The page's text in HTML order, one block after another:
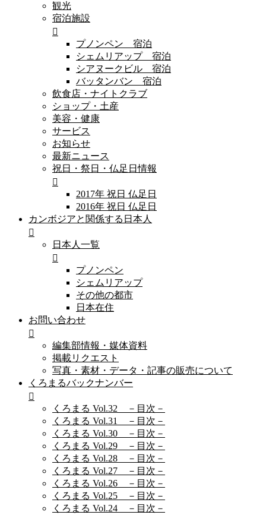
観光
宿泊施設
プノンペン 宿泊
シェムリアップ 宿泊
シアヌークビル 宿泊
バッタンバン 宿泊
飲食店・ナイトクラブ
ショップ・土産
美容・健康
サービス
お知らせ
最新ニュース
祝日・祭日・仏足日情報
2017年 祝日 仏足日
2016年 祝日 仏足日
カンボジアと関係する日本人
日本人一覧
プノンペン
シェムリアップ
その他の都市
日本在住
お問い合わせ
編集部情報・媒体資料
掲載リクエスト
写真・素材・データ・記事の販売について
くろまるバックナンバー
くろまる Vol.32 －目次－
くろまる Vol.31 －目次－
くろまる Vol.30 －目次－
くろまる Vol.29 －目次－
くろまる Vol.28 －目次－
くろまる Vol.27 －目次－
くろまる Vol.26 －目次－
くろまる Vol.25 －目次－
くろまる Vol.24 －目次－